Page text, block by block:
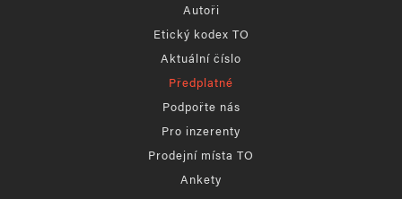
Autoři
Etický kodex TO
Aktuální číslo
Předplatné
Podpořte nás
Pro inzerenty
Prodejní místa TO
Ankety